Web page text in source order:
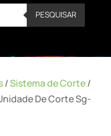
PESQUISAR
/Sistema de Corte/
De Corte Sg-